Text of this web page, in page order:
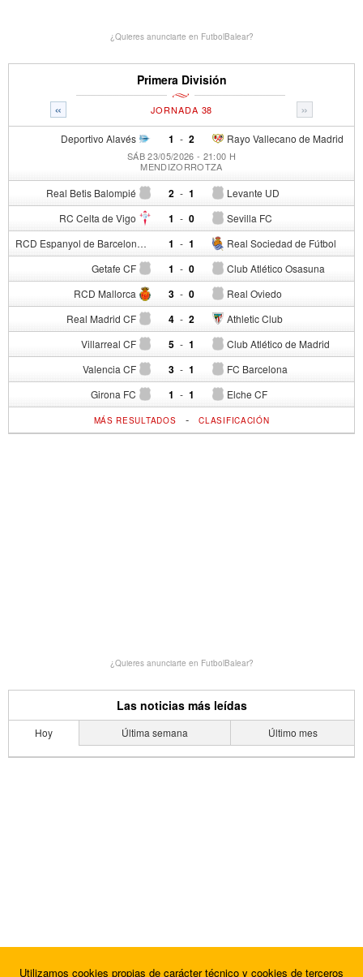
¿Quieres anunciarte en FutbolBalear?
Primera División
« »
JORNADA 38
Deportivo Alavés 1 - Rayo Vallecano de Madrid
2
SÁB 23/05/2026 - 21:00 H
MENDIZORROTZA
Real Betis Balompié 2 - Levante UD
1
RC Celta de Vigo 1 - Sevilla FC
0
RCD Espanyol de Barcelona 1 - Real Sociedad de Fútbol
1
Getafe CF 1 - Club Atlético Osasuna
0
RCD Mallorca 3 - Real Oviedo
0
Real Madrid CF 4 - Athletic Club
2
Villarreal CF 5 - Club Atlético de Madrid
1
Valencia CF 3 - FC Barcelona
1
Girona FC 1 - Elche CF
1
MÁS RESULTADOS -CLASIFICACIÓN
¿Quieres anunciarte en FutbolBalear?
Las noticias más leídas
Hoy Última semana Último mes
Utilizamos cookies propias de carácter técnico y cookies de terceros